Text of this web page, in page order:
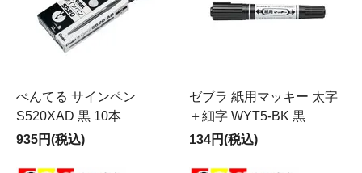
ぺんてる サインペン
S520XAD 黒 10本
935円(税込)
ゼブラ 紙用マッキー 太字
＋細字 WYT5-BK 黒
134円(税込)